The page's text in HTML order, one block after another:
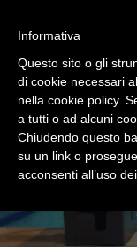
Informativa
Questo sito o gli
di cookie necessari
nella cookie policy.
a tutti o ad alcuni
Chiudendo questo
su un link o
acconsenti all’uso